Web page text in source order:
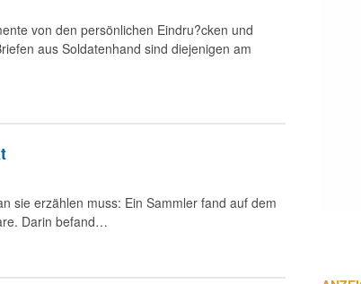
von den persönlichen Eindru?cken und
aus Soldatenhand sind diejenigen am
sie erzählen muss: Ein Sammler fand auf dem
Darin befand…